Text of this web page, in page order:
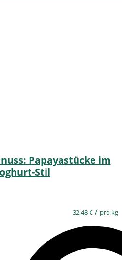
Papayastücke im
Stil
32,48€ / pro kg